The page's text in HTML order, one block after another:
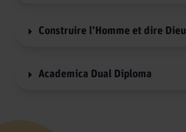
Construire l’Homme et dire Dieu
Academica Dual Diploma